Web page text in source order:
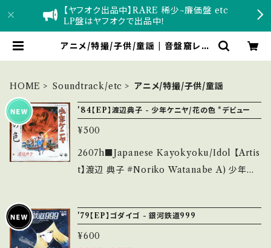
【ヤフオク出品中】RARE 稀少~廉価盤 etc
LP盤はヤフオクで出品中！
アニメ/特撮/子供/童謡 | 音盤窟レコ
HOME Soundtrack/etc アニメ/特撮/子供/童謡
'84【EP】渡辺典子 - 少年ケニヤ/花の色 *デビュー
¥500
2607h■Japanese Kayokyoku/Idol 【Artis
t】渡辺 典子 #Noriko Watanabe A) 少年ケ
同名アニメ映画主題歌 A)作詞:阿木燿子, 作曲:
宇崎竜童/ B)作詞:三浦徳子, 作曲:財津和夫 ■
'79【EP】ゴダイゴ - 銀河鉄道999
¥600